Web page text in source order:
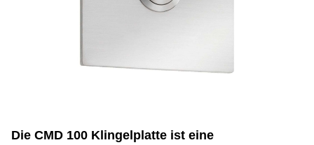
Die CMD 100 Klingelplatte ist eine